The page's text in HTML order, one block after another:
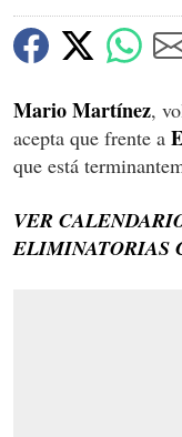
Mario Martínez,
acepta que frente a
que está
VER
ELIMINATORIAS